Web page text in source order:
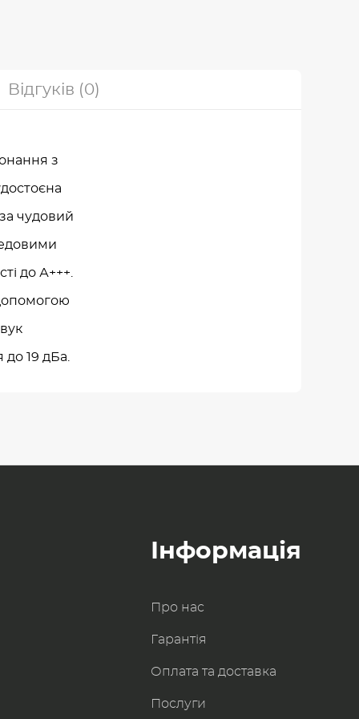
Відгуків (0)
з
чудовий
до А+++.
19 дБа.
Інформація
Про нас
Гарантія
Оплата та доставка
Послуги